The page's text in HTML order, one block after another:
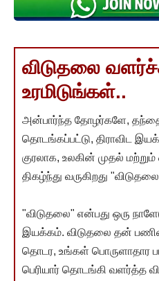
விடுதலை
உரமிடுங்கள்..
அன்பார்ந்த தோழர்களே,
தொடங்கப்பட்டு, திராவிட
குரலாக, உலகின் முதல் மற்றும்
திகழ்ந்து வருகிறது
"விடுதலை" என்பது ஒரு
இயக்கம். விடுதலை தன்
தொடர, உங்கள் பொருளாதார
பெரியார் தொடங்கி வளர்த்த